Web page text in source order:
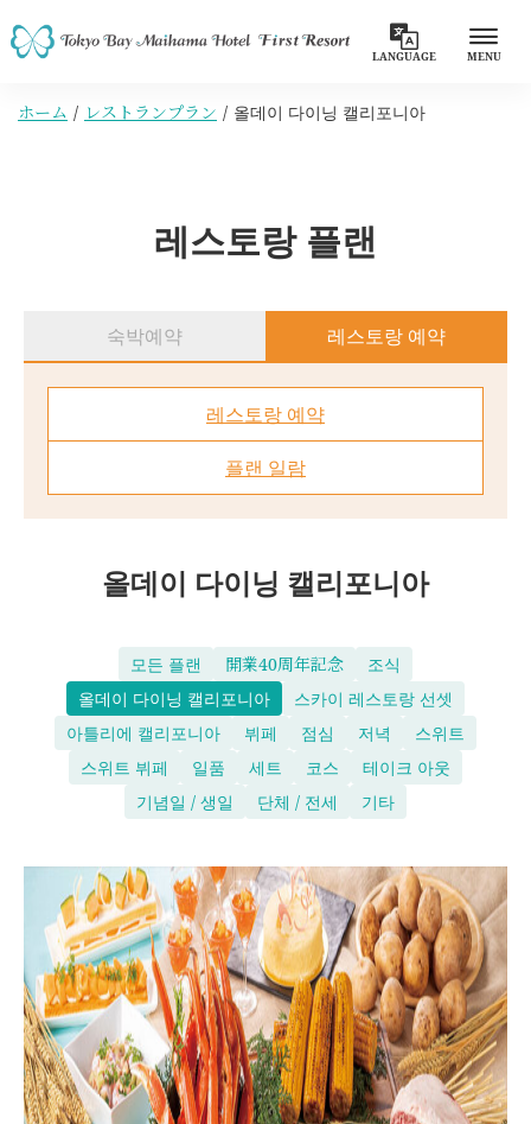
LANGUAGE MENU
ホーム レストランプラン 올데이 다이닝 캘리포니아
레스토랑 플랜
숙박예약 레스토랑 예약
레스토랑 예약
플랜 일람
올데이 다이닝 캘리포니아
모든 플랜 開業40周年記念
조식
올데이 다이닝 캘리포니아
스카이 레스토랑 선셋
아틀리에 캘리포니아
뷔페 점심 저녁
스위트
스위트 뷔페
일품 세트 코스
테이크 아웃
기념일 / 생일
단체 / 전세 기타